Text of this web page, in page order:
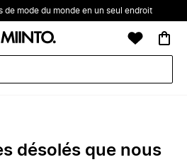
de mode du monde en un seul endroit
désolés que nous